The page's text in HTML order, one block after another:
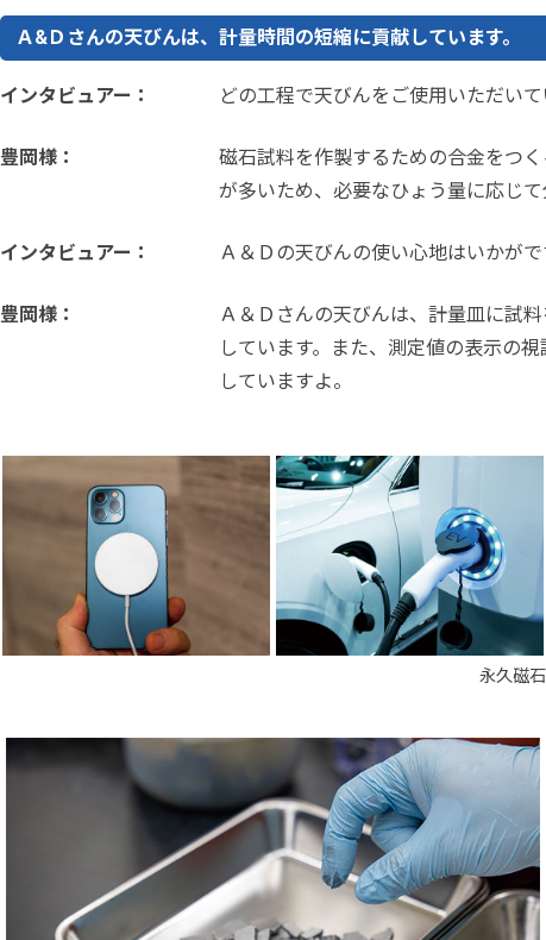
Ａ&Ｄさんの天びんは、計量時間の短縮に貢献しています。
インタビュアー どの工程で天びんをご使用いただい
豊岡様
磁石試料を作製するための合金をつ
が多いため、必要なひょう量に応じ
インタビュアー Ａ＆Ｄの天びんの使い心地はいかがで
豊岡様
Ａ＆Ｄさんの天びんは、計量皿に試
しています。また、測定値の表示の
していますよ。
永久磁